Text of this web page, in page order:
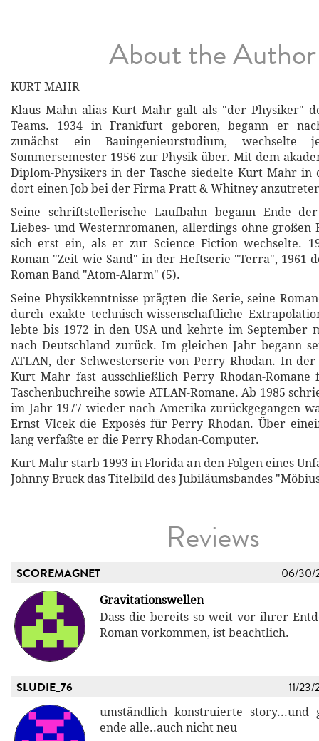
About the Author
KURT MAHR
Klaus Mahn alias Kurt Mahr galt als "der Physiker"
Teams. 1934 in Frankfurt geboren, begann er
zunächst ein Bauingenieurstudium, wechselte
Sommersemester 1956 zur Physik über. Mit dem
Diplom-Physikers in der Tasche siedelte Kurt Mahr in
dort einen Job bei der Firma Pratt & Whitney
Seine schriftstellerische Laufbahn begann Ende
Liebes- und Westernromanen, allerdings ohne großen
sich erst ein, als er zur Science Fiction wechselte.
Roman "Zeit wie Sand" in der Heftserie "Terra", 1961
Roman Band "Atom-Alarm" (5).
Seine Physikkenntnisse prägten die Serie, seine
durch exakte technisch-wissenschaftliche
lebte bis 1972 in den USA und kehrte im September
nach Deutschland zurück. Im gleichen Jahr begann
ATLAN, der Schwesterserie von Perry Rhodan. In
Kurt Mahr fast ausschließlich Perry Rhodan-
Taschenbuchreihe sowie ATLAN-Romane. Ab 1985
im Jahr 1977 wieder nach Amerika zurückgegangen
Ernst Vlcek die Exposés für Perry Rhodan. Über
lang verfaßte er die Perry Rhodan-Computer.
Kurt Mahr starb 1993 in Florida an den Folgen eines
Johnny Bruck das Titelbild des Jubiläumsbandes
Reviews
SCOREMAGNET 06/30/
Gravitationswellen
Dass die bereits so weit vor ihrer
Roman vorkommen, ist beachtlich.
SLUDIE_76 11/23/
umständlich konstruierte story...und
ende alle..auch nicht neu